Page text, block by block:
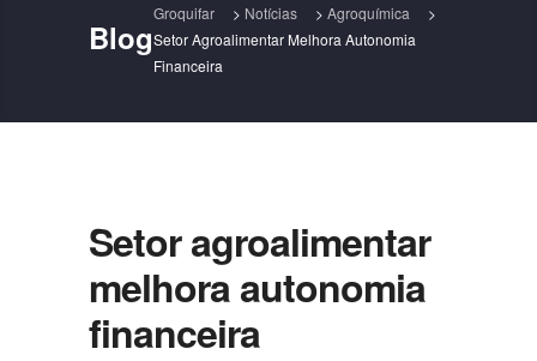
Blog
Groquifar > Notícias > Agroquímica
>
Setor Agroalimentar Melhora Autonomia
Financeira
Setor agroalimentar
melhora autonomia
financeira